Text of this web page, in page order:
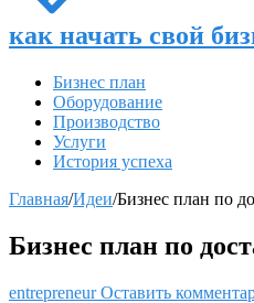
как начать свой
Бизнес план
Оборудование
Производство
Услуги
История успеха
Главная/Идеи/Бизнес план по
Бизнес план по
entrepreneurОставить